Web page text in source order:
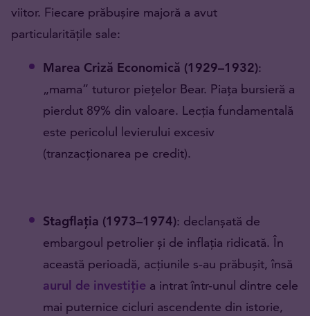
viitor. Fiecare prăbușire majoră a avut
particularitățile sale:
Marea Criză Economică (1929–1932):
„mama” tuturor piețelor Bear. Piața bursieră a
pierdut 89% din valoare. Lecția fundamentală
este pericolul levierului excesiv
(tranzacționarea pe credit).
Stagflația (1973–1974): declanșată de
embargoul petrolier și de inflația ridicată. În
această perioadă, acțiunile s-au prăbușit, însă
aurul de investiție a intrat într-unul dintre cele
mai puternice cicluri ascendente din istorie,